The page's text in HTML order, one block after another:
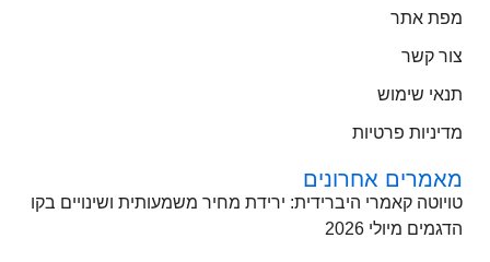
מפת אתר
צור קשר
תנאי שימוש
מדיניות פרטיות
מאמרים אחרונים
טויוטה קאמרי היברידית: ירידת מחיר משמעותית ושינויים בקו
הדגמים מיולי 2026